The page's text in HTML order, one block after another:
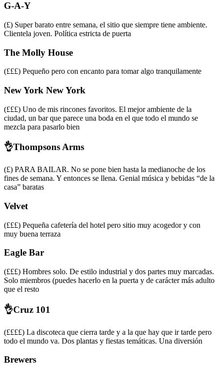
G-A-Y
(£) Super barato entre semana, el sitio que siempre tiene ambiente.
Clientela joven. Política estricta de puerta
The Molly House
(£££) Pequeño pero con encanto para tomar algo tranquilamente
New York New York
(£££) Uno de mis rincones favoritos. El mejor ambiente de la
ciudad, un bar que parece una boda en el que todo el mundo se
mezcla para pasarlo bien
👌Thompsons Arms
(£) PARA BAILAR. No se pone bien hasta la medianoche de los
fines de semana. Y entonces se llena. Genial música y bebidas “de la
casa” baratas
Velvet
(£££) Pequeña cafetería del hotel pero sitio muy acogedor y con
muy buena terraza
Eagle Bar
(£££) Hombres solo. De estilo industrial y dos partes muy marcadas.
Solo miembros (puedes hacerlo en la puerta y de carácter más adulto
que el resto
👌Cruz 101
(££££) La discoteca que cierra tarde y a la que hay que ir tarde pero
todo el mundo va. Dos plantas y fiestas temáticas. Una diversión
Brewers